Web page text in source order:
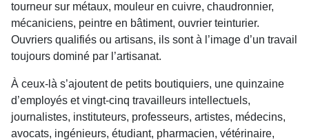
tourneur sur métaux, mouleur en cuivre, chaudronnier,
mécaniciens, peintre en bâtiment, ouvrier teinturier.
Ouvriers qualifiés ou artisans, ils sont à l’image d’un travail
toujours dominé par l’artisanat.
À ceux-là s’ajoutent de petits boutiquiers, une quinzaine
d’employés et vingt-cinq travailleurs intellectuels,
journalistes, instituteurs, professeurs, artistes, médecins,
avocats, ingénieurs, étudiant, pharmacien, vétérinaire,